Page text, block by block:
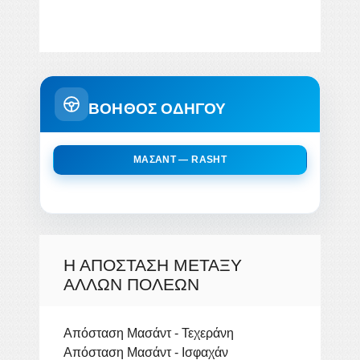
ΒΟΗΘΟΣ ΟΔΗΓΟΥ
ΜΑΣΆΝΤ — RASHT
Η ΑΠΌΣΤΑΣΗ ΜΕΤΑΞΎ
ΆΛΛΩΝ ΠΌΛΕΩΝ
Απόσταση Μασάντ - Τεχεράνη
Απόσταση Μασάντ - Ισφαχάν